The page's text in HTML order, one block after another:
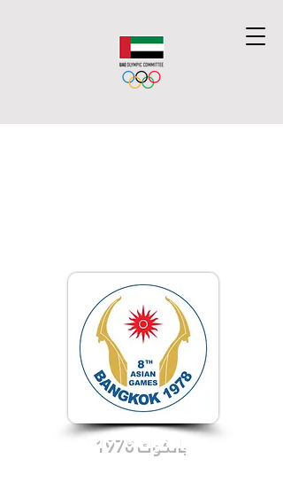
بانكوك 1978